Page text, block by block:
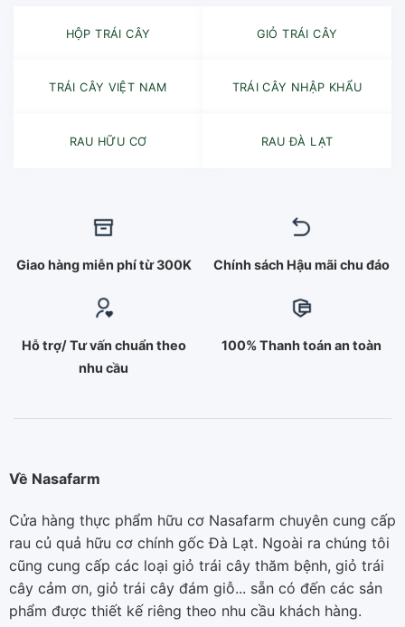
HỘP TRÁI CÂY GIỎ TRÁI CÂY
TRÁI CÂY VIỆT NAM TRÁI CÂY NHẬP KHẨU
RAU HỮU CƠ RAU ĐÀ LẠT
Giao hàng miễn phí từ 300K Chính sách Hậu mãi chu đáo
Hỗ trợ/ Tư vấn chuẩn theo
nhu cầu
100% Thanh toán an toàn
Về Nasafarm
Cửa hàng thực phẩm hữu cơ Nasafarm chuyên cung cấp
rau củ quả hữu cơ chính gốc Đà Lạt. Ngoài ra chúng tôi
cũng cung cấp các loại giỏ trái cây thăm bệnh, giỏ trái
cây cảm ơn, giỏ trái cây đám giỗ... sẵn có đến các sản
phẩm được thiết kế riêng theo nhu cầu khách hàng.